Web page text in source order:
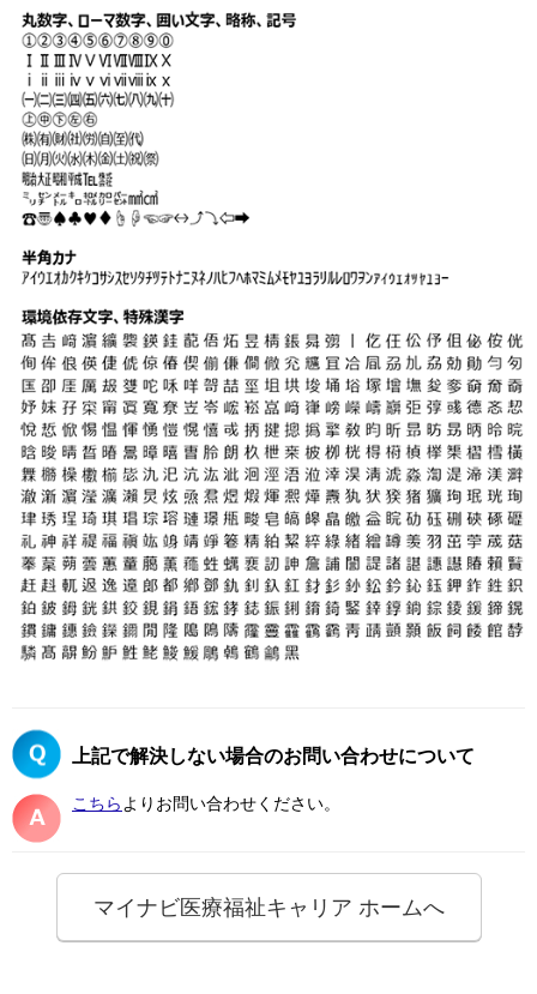
上記で解決しない場合のお問い合わせについて
こちら よりお問い合わせください。
マイナビ医療福祉キャリア ホームへ